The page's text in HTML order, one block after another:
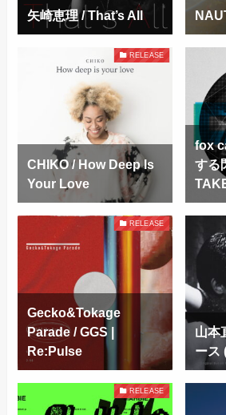
矢崎恵理 / That’s All
RELEASE
CHIKO / How Deep Is
Your Love
fox
する
RELEASE
Gecko&Tokage
Parade / GGS |
Re:Pulse
山本
ース
RELEASE